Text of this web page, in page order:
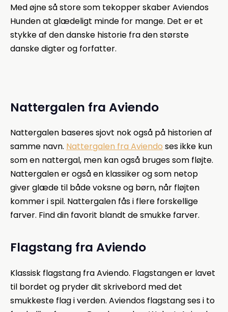
Med øjne så store som tekopper skaber Aviendos
Hunden at glædeligt minde for mange. Det er et
stykke af den danske historie fra den største
danske digter og forfatter.
Nattergalen fra Aviendo
Nattergalen baseres sjovt nok også på historien af
samme navn. Nattergalen fra Aviendo ses ikke kun
som en nattergal, men kan også bruges som fløjte.
Nattergalen er også en klassiker og som netop
giver glæde til både voksne og børn, når fløjten
kommer i spil. Nattergalen fås i flere forskellige
farver. Find din favorit blandt de smukke farver.
Flagstang fra Aviendo
Klassisk flagstang fra Aviendo. Flagstangen er lavet
til bordet og pryder dit skrivebord med det
smukkeste flag i verden. Aviendos flagstang ses i to